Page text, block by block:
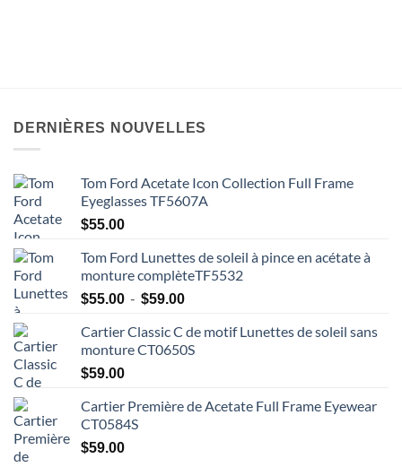
DERNIÈRES NOUVELLES
Tom Ford Acetate Icon Collection Full Frame
Eyeglasses TF5607A
$55.00
Tom Ford Lunettes de soleil à pince en acétate à
monture complèteTF5532
$55.00 - $59.00Plage
prix
:
$59.00
Cartier Classic C de motif Lunettes de soleil sans
monture CT0650S
$59.00
Cartier Première de Acetate Full Frame Eyewear
CT0584S
$59.00